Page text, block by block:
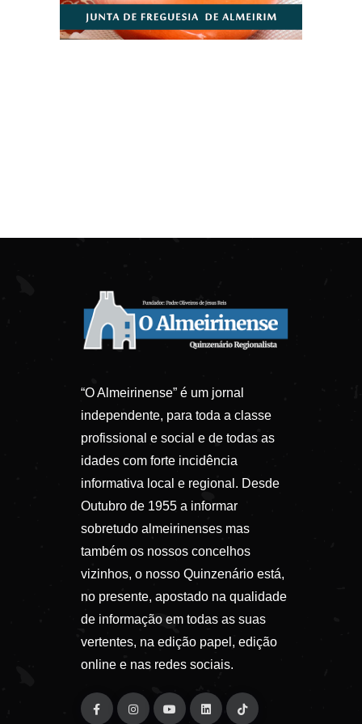
“O Almeirinense” é um jornal
independente, para toda a classe
profissional e social e de todas as
idades com forte incidência
informativa local e regional. Desde
Outubro de 1955 a informar
sobretudo almeirinenses mas
também os nossos concelhos
vizinhos, o nosso Quinzenário está,
no presente, apostado na qualidade
de informação em todas as suas
vertentes, na edição papel, edição
online e nas redes sociais.